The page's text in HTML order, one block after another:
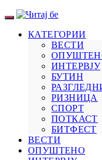
КАТЕГОРИИ
ВЕСТИ
ИНТЕРВЈУ
БУТИН
РИЗНИЦА
СПОРТ
ПОТКАСТ
БИТФЕСТ
ВЕСТИ
ОПУШТЕНО